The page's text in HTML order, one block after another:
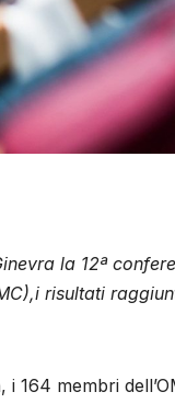
la 12ª
risultati
164 membri